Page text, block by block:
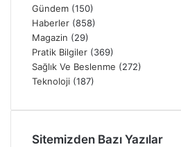
Gündem (150)
Haberler (858)
Magazin (29)
Pratik Bilgiler (369)
Sağlık Ve Beslenme (272)
Teknoloji (187)
Sitemizden Bazı Yazılar